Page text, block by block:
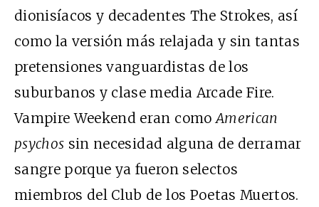
dionisíacos y decadentes The Strokes, así
como la versión más relajada y sin tantas
pretensiones vanguardistas de los
suburbanos y clase media Arcade Fire.
Vampire Weekend eran comoAmerican
psychos sin necesidad alguna de derramar
sangre porque ya fueron selectos
miembros del Club de los Poetas Muertos.